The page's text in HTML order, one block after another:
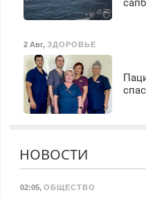
2 Авг, ЗДОРОВЬЕ
НОВОСТИ
02:05, ОБЩЕСТВО